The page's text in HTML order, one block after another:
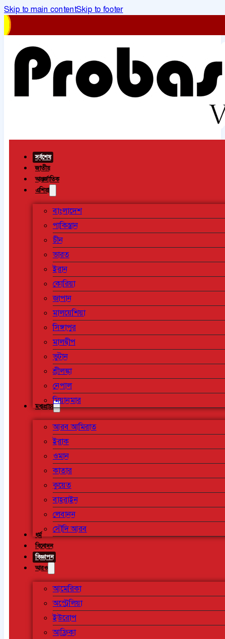
Skip to main contentSkip to footer
সর্বশেষ
জাতীয়
আন্তর্জাতিক
এশিয়া
বাংলাদেশ
পাকিস্তান
চীন
ভারত
ইরান
কোরিয়া
জাপান
মালয়েশিয়া
সিঙ্গাপুর
মালদ্বীপ
ভুটান
শ্রীলঙ্কা
নেপাল
মিয়ানমার
মধ্যপ্রাচ্য
আরব আমিরাত
ইরাক
ওমান
কাতার
কুয়েত
বাহরাইন
লেবানন
সৌদি আরব
ধর্ম
বিনোদন
বিজ্ঞাপন
আরও
আমেরিকা
অস্ট্রেলিয়া
ইউরোপ
আফ্রিকা